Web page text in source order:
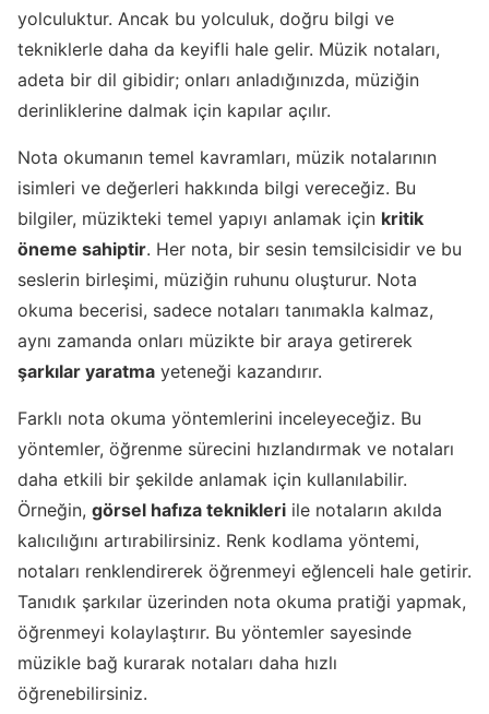
yolculuktur. Ancak bu yolculuk, doğru bilgi ve
tekniklerle daha da keyifli hale gelir. Müzik notaları,
adeta bir dil gibidir; onları anladığınızda, müziğin
derinliklerine dalmak için kapılar açılır.
Nota okumanın temel kavramları, müzik notalarının
isimleri ve değerleri hakkında bilgi vereceğiz. Bu
bilgiler, müzikteki temel yapıyı anlamak için kritik
öneme sahiptir. Her nota, bir sesin temsilcisidir ve bu
seslerin birleşimi, müziğin ruhunu oluşturur. Nota
okuma becerisi, sadece notaları tanımakla kalmaz,
aynı zamanda onları müzikte bir araya getirerek
şarkılar yaratma yeteneği kazandırır.
Farklı nota okuma yöntemlerini inceleyeceğiz. Bu
yöntemler, öğrenme sürecini hızlandırmak ve notaları
daha etkili bir şekilde anlamak için kullanılabilir.
Örneğin, görsel hafıza teknikleri ile notaların akılda
kalıcılığını artırabilirsiniz. Renk kodlama yöntemi,
notaları renklendirerek öğrenmeyi eğlenceli hale getirir.
Tanıdık şarkılar üzerinden nota okuma pratiği yapmak,
öğrenmeyi kolaylaştırır. Bu yöntemler sayesinde
müzikle bağ kurarak notaları daha hızlı
öğrenebilirsiniz.